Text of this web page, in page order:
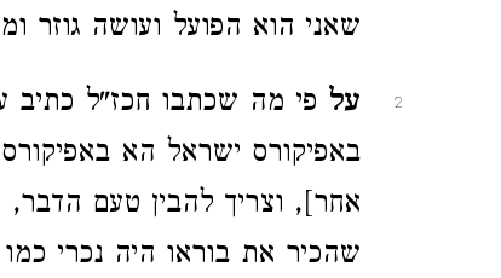
שאני הוא הפועל ועושה גוזר
2 על פי מה שכתבו חכז"ל כתיב
באפיקורס ישראל הא
אחר], וצריך להבין טעם
שהכיר את בוראו היה נכרי